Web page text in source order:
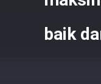
baik